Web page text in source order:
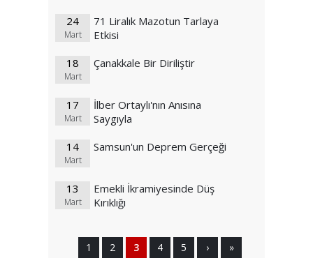
24
Mart
71 Liralık Mazotun Tarlaya
Etkisi
18
Mart
Çanakkale Bir Diriliştir
17
Mart
İlber Ortaylı'nın Anısına
Saygıyla
14
Mart
Samsun'un Deprem Gerçeği
13
Mart
Emekli İkramiyesinde Düş
Kırıklığı
1 2 3 4 5 › »